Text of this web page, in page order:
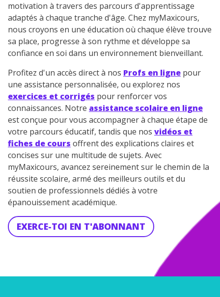
motivation à travers des parcours d'apprentissage
adaptés à chaque tranche d'âge. Chez myMaxicours,
nous croyons en une éducation où chaque élève trouve
sa place, progresse à son rythme et développe sa
confiance en soi dans un environnement bienveillant.
Profitez d'un accès direct à nos Profs en ligne pour
une assistance personnalisée, ou explorez nos
exercices et corrigés pour renforcer vos
connaissances. Notre assistance scolaire en ligne
est conçue pour vous accompagner à chaque étape de
votre parcours éducatif, tandis que nos vidéos et
fiches de cours offrent des explications claires et
concises sur une multitude de sujets. Avec
myMaxicours, avancez sereinement sur le chemin de la
réussite scolaire, armé des meilleurs outils et du
soutien de professionnels dédiés à votre
épanouissement académique.
EXERCE-TOI EN T'ABONNANT